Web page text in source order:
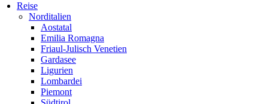
Reise
Norditalien
Aostatal
Emilia Romagna
Friaul-Julisch Venetien
Gardasee
Ligurien
Lombardei
Piemont